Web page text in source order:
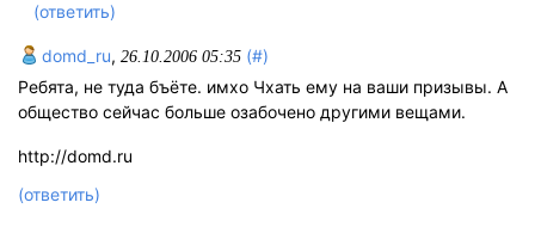
(ответить)
domd_ru, 26.10.2006 05:35 (#)
Ребята, не туда бъёте. имхо Чхать ему на ваши призывы. А
общество сейчас больше озабочено другими вещами.
http://domd.ru
(ответить)